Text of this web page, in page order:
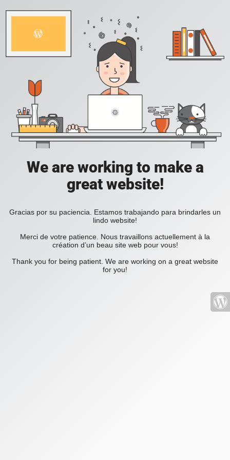
We are working to make a
great website!
Gracias por su paciencia. Estamos trabajando para brindarles un
lindo website!
Merci de votre patience. Nous travaillons actuellement à la
création d’un beau site web pour vous!
Thank you for being patient. We are working on a great website
for you!